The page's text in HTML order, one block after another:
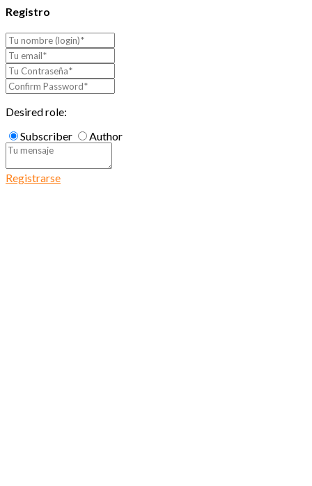
Registro
Desired role:
Subscriber
Author
Registrarse